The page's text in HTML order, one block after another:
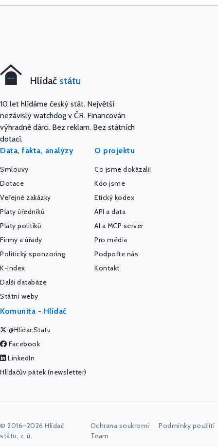
Hlídač státu
10 let hlídáme český stát. Největší
nezávislý watchdog v ČR. Financován
výhradně dárci. Bez reklam. Bez státních
dotací.
Data, fakta, analýzy
Smlouvy
Dotace
Veřejné zakázky
Platy úředníků
Platy politiků
Firmy a úřady
Politický sponzoring
K-Index
Další databáze
Státní weby
O projektu
Co jsme dokázali!
Kdo jsme
Etický kodex
API a data
AI a MCP server
Pro média
Podpořte nás
Kontakt
Komunita - Hlídač
@HlidacStatu
Facebook
LinkedIn
Hlídačův pátek (newsletter)
© 2016–2026 Hlídač
státu, z. ú.
Ochrana soukromí
Podmínky použití
Team